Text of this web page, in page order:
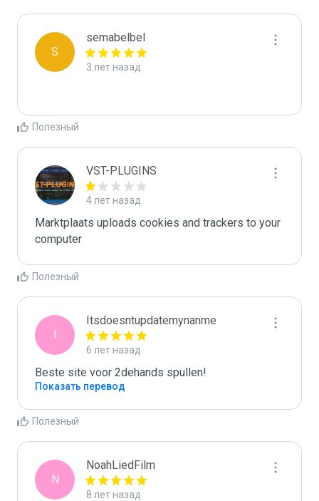
S
semabelbel
3 лет назад
Полезный
VST-PLUGINS
4 лет назад
Marktplaats uploads cookies and trackers to your
computer
Полезный
I
Itsdoesntupdatemynanme
6 лет назад
Beste site voor 2dehands spullen!
Показать перевод
Полезный
N
NoahLiedFilm
8 лет назад